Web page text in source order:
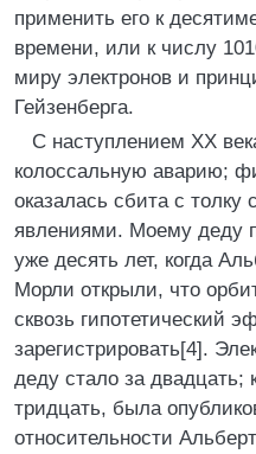
применить его к
времени, или к числу
миру электронов и
Гейзенберга.
С наступлением XX
колоссальную аварию;
оказалась сбита с
явлениями. Моему деду
уже десять лет, когда
Морли открыли, что
сквозь гипотетический
зарегистрировать[4].
деду стало за двадцать;
тридцать, была
относительности